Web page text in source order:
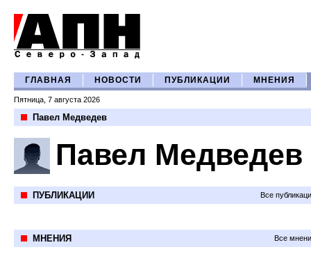
ГЛАВНАЯ НОВОСТИ ПУБЛИКАЦИИ МНЕНИЯ
Пятница, 7 августа 2026
Павел Медведев
Павел Медведев
ПУБЛИКАЦИИ Все
МНЕНИЯ Все